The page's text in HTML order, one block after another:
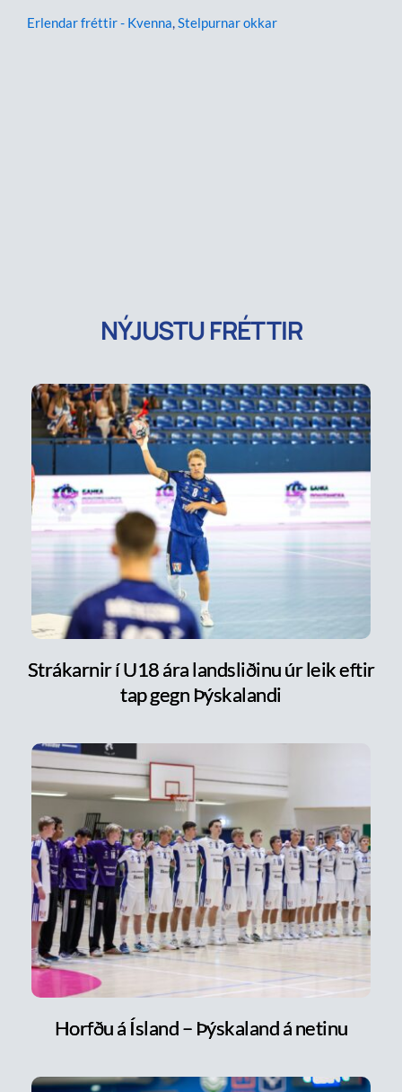
Erlendar fréttir - Kvenna,Stelpurnar okkar
NÝJUSTU FRÉTTIR
Strákarnir í U18 ára landsliðinu úr leik eftir
tap gegn Þýskalandi
Horfðu á Ísland – Þýskaland á netinu